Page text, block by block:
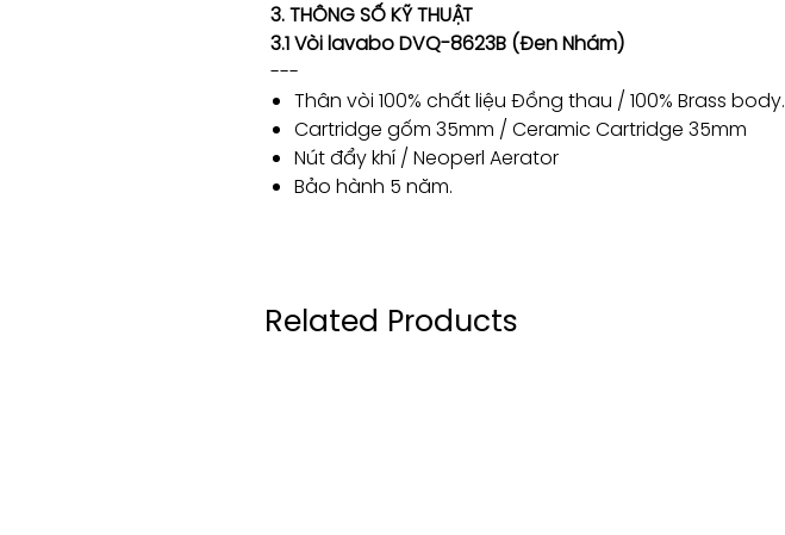
3. THÔNG SỐ KỸ THUẬT
3.1 Vòi lavabo DVQ-8623B (Đen Nhám)
---
Thân vòi 100% chất liệu Đồng thau / 100% Brass body.
Cartridge gốm 35mm / Ceramic Cartridge 35mm
Nút đẩy khí / Neoperl Aerator
Bảo hành 5 năm.
Related Products